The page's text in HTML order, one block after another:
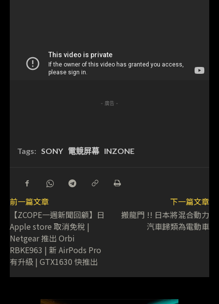
- 廣告 -
Tags: SONY 電競屏幕 INZONE
前一篇文章
【ZCOPE一週新聞回顧】日
Apple store 取消免稅 |
Netgear 推出 Orbi
RBKE963 | 新 AirPods Pro
有升級 | GTX1630 快推出
下一篇文章
搬龍門 !! 日本將混合動力
汽車歸類為電動車